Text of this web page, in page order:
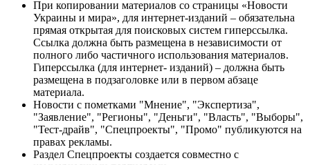
При копировании материалов со страницы «Новости
Украины и мира», для интернет-изданий – обязательна
прямая открытая для поисковых систем гиперссылка.
Ссылка должна быть размещена в независимости от
полного либо частичного использования материалов.
Гиперссылка (для интернет- изданий) – должна быть
размещена в подзаголовке или в первом абзаце
материала.
Новости с пометками "Мнение", "Экспертиза",
"Заявление", "Регионы", "Деньги", "Власть", "Выборы",
"Тест-драйв", "Спецпроекты", "Промо" публикуются на
правах рекламы.
Раздел Спецпроекты создается совместно с